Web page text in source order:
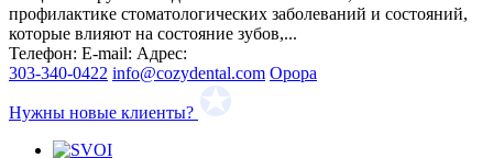
профилактике стоматологических заболеваний и состояний,
которые влияют на состояние зубов,...
Телефон: E-mail: Адрес:
303-340-0422 info@cozydental.com Орора
Нужны новые клиенты?